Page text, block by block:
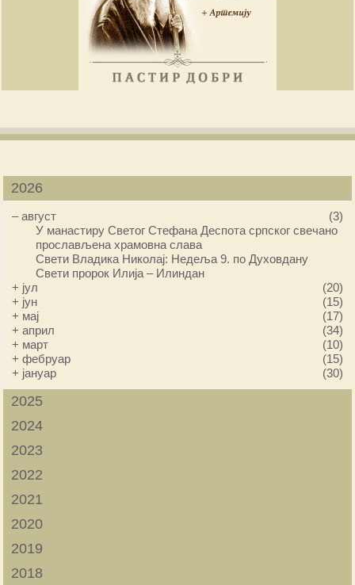
2026
–август
(3)
У манастиру Светог Стефана Деспота српског свечано
прослављена храмовна слава
Свети Владика Николај: Недеља 9. по Духовдану
Свети пророк Илија – Илиндан
+ јул
(20)
+ јун
(15)
+ мај
(17)
+април
(34)
+ март
(10)
+фебруар
(15)
+ јануар (30)
2025
2024
2023
2022
2021
2020
2019
2018